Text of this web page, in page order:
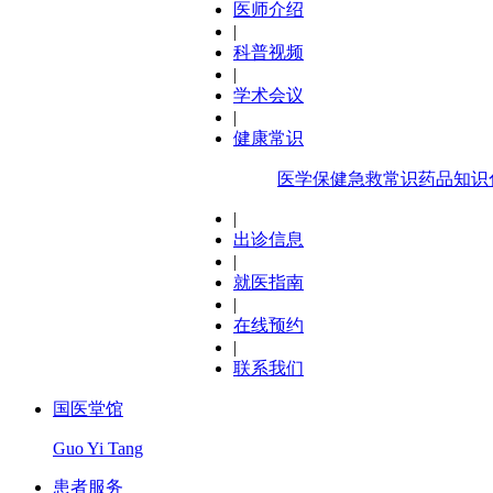
医师介绍
|
科普视频
|
学术会议
|
健康常识
医学保健急救常识药品知识
|
出诊信息
|
就医指南
|
在线预约
|
联系我们
国医堂馆
Guo Yi Tang
患者服务